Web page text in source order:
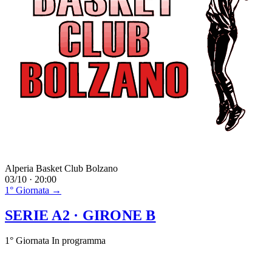
Alperia Basket Club Bolzano
03/10 · 20:00
1° Giornata →
SERIE A2 · GIRONE B
1° Giornata In programma